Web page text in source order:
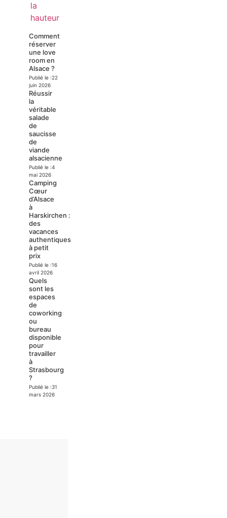
Comment
réserver
une love
room en
Alsace ?
Publié le :22
juin 2026
Réussir
la
véritable
salade
de
saucisse
de
viande
alsacienne
Publié le :4
mai 2026
Camping
Cœur
d’Alsace
à
Harskirchen :
des
vacances
authentiques
à petit
prix
Publié le :16
avril 2026
Quels
sont les
espaces
de
coworking
ou
bureau
disponible
pour
travailler
à
Strasbourg
?
Publié le :31
mars 2026